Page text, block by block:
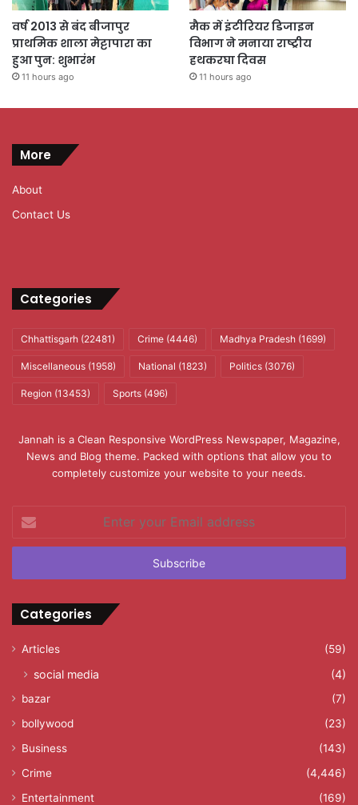
वर्ष 2013 से बंद बीजापुर
प्राथमिक शाला मेट्टापारा का
हुआ पुन: शुभारंभ
11 hours ago
मैक में इंटीरियर डिजाइन
विभाग ने मनाया राष्ट्रीय
हथकरघा दिवस
11 hours ago
More
About
Contact Us
Categories
Chhattisgarh (22481) Crime (4446) Madhya Pradesh (1699)
Miscellaneous (1958) National (1823) Politics (3076)
Region (13453) Sports (496)
Jannah is a Clean Responsive WordPress Newspaper, Magazine,
News and Blog theme. Packed with options that allow you to
completely customize your website to your needs.
your
Email
Categories
Articles (59)
social media (4)
bazar
(7)
bollywood
(23)
Business
(143)
Crime
(4,446)
Entertainment
(169)